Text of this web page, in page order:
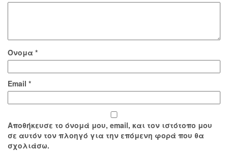
Όνομα *
Email *
Αποθήκευσε το όνομά μου, email, και τον ιστότοπο μου
σε αυτόν τον πλοηγό για την επόμενη φορά που θα
σχολιάσω.